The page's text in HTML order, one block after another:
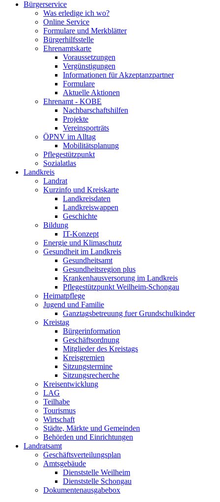
Bürgerservice
Was erledige ich wo?
Online Service
Formulare und Merkblätter
Bürgerhilfsstelle
Ehrenamtskarte
Voraussetzungen
Vergünstigungen
Informationen für Akzeptanzpartner
Formulare
Aktuelle Aktionen
Ehrenamt - KOBE
Nachbarschaftshilfen
Projekte
Vereinsporträts
ÖPNV im Alltag
Mobilitätsplanung
Pflegestützpunkt
Sozialatlas
Landkreis
Landrat
Kurzinfo und Kreiskarte
Landkreisdaten
Landkreiswappen
Geschichte
Bildung
IT-Konzept
Energie und Klimaschutz
Gesundheit im Landkreis
Gesundheitsamt
Gesundheitsregion plus
Krankenhausversorung im Landkreis
Pflegestützpunkt Weilheim-Schongau
Heimatpflege
Jugend und Familie
Ganztagsbetreuung fuer Grundschulkinder
Kreistag
Bürgerinformation
Geschäftsordnung
Mitglieder des Kreistags
Kreisgremien
Sitzungstermine
Sitzungsrecherche
Kreisentwicklung
LAG
Teilhabe
Tourismus
Wirtschaft
Städte, Märkte und Gemeinden
Behörden und Einrichtungen
Landratsamt
Geschäftsverteilungsplan
Amtsgebäude
Dienststelle Weilheim
Dienststelle Schongau
Dokumentenausgabebox